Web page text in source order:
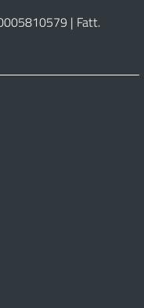
| Fatt.